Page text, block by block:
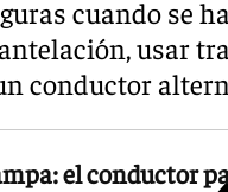
cuando se
usar
conductor
el conductor